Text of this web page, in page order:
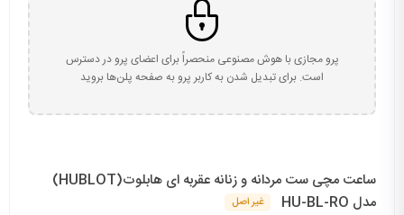
پرو مجازی با هوش مصنوعی منحصراً برای اعضای پرو در دسترس
است. برای تبدیل شدن به کاربر پرو به صفحه پلن‌ها بروید
ساعت مچی ست مردانه و زنانه عقربه ای هابلوت(HUBLOT)
مدل HU-BL-RO
غیر اصل